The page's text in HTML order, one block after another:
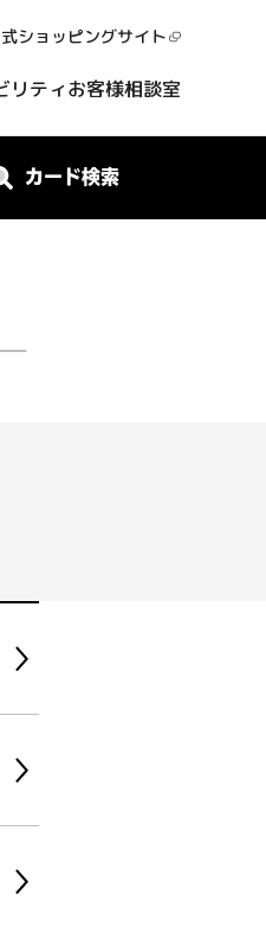
ショッピングサイト
リティお客様相談室
カード検索